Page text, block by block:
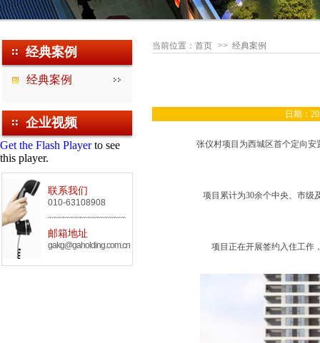
经典案例
经典案例
企业视频
Get the Flash Playerto see
this player.
联系我们
010-63108908
邮箱地址
gakg@gaholding.com.cn
当前位置： 首页 >> 经典案例
日期：
张仪村项目为西城区首个定向安
项目累计为30余个中央、市级
项目正在开展签约入住工作